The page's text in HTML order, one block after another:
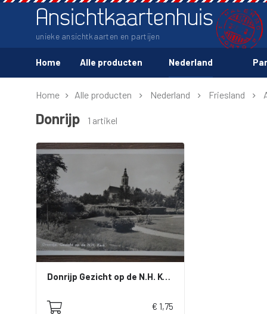
Ansichtkaartenhuis
unieke ansichtkaarten en partijen
Home Alle producten Nederland
Home Alle producten Nederland Friesland
Donrijp 1 artikel
Donrijp Gezicht op de N.H. Kerk
€ 1,75